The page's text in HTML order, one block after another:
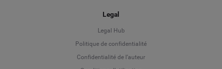
Legal
Legal Hub
Politique de confidentialité
Confidentialité de l’auteur